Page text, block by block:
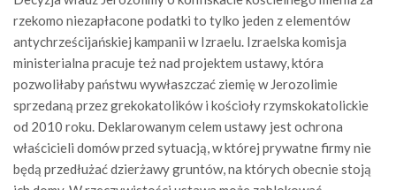
rzekomo niezapłacone podatki to tylko jeden z elementów
antychrześcijańskiej kampanii w Izraelu. Izraelska komisja
ministerialna pracuje też nad projektem ustawy, która
pozwoliłaby państwu wywłaszczać ziemię w Jerozolimie
sprzedaną przez grekokatolików i kościoły rzymskokatolickie
od 2010 roku. Deklarowanym celem ustawy jest ochrona
właścicieli domów przed sytuacją, w której prywatne firmy nie
będą przedłużać dzierżawy gruntów, na których obecnie stoją